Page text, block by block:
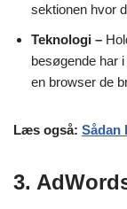
sektionen hvor
Teknologi –
besøgende har
en browser de
Læs også: Sådan
3.